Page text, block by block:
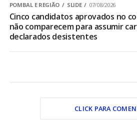
POMBAL E REGIÃO SLIDE 07/08/2026
Cinco candidatos aprovados no
não comparecem para assumir
declarados desistentes
CLICK PARA